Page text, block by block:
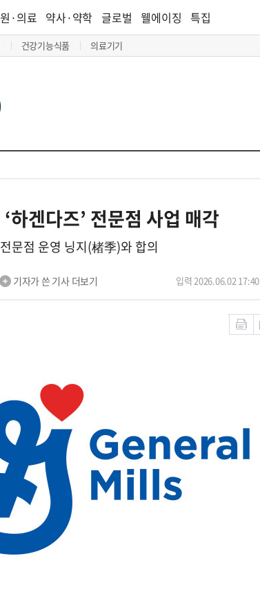
건강기능식품 의료기기
·의료 약사·약학 글로벌 웰에이징 특집
하겐다즈’ 전문점 사업 매각
문점 운영 닝지(楮季)와 합의
기자가 쓴 기사 더보기 입력 2026.06.02 17:40